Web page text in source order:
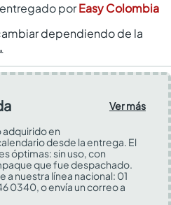
porEasy Colombia
dependiendo de la
Ver más
adquirido en
desde la entrega. El
óptimas: sin uso, con
que fue despachado.
a nuestra línea nacional: 01
0340, o envía un correo a